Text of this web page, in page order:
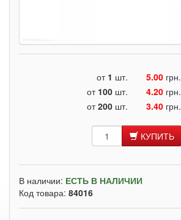
от 1 шт. 5.00 грн.
от 100 шт. 4.20 грн.
от200 шт. 3.40 грн.
КУПИТЬ
В наличии: ЕСТЬ В НАЛИЧИИ
Код товара: 84016